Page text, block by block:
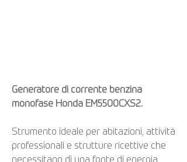
Generatore di corrente benzina
monofase Honda EM5500CXS2.
Strumento ideale per abitazioni, attività
professionali e strutture ricettive che